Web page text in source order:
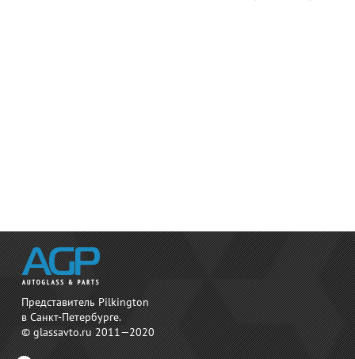
Представитель Pilkington
в Санкт-Петербурге.
© glassavto.ru 2011—2020